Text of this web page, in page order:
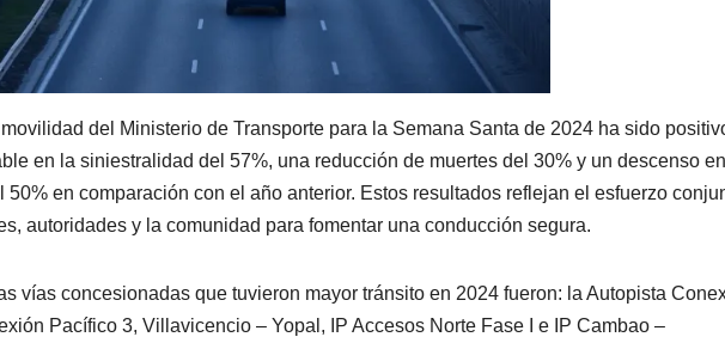
del Ministerio de Transporte para la Semana Santa de 2024 ha sido
en la siniestralidad del 57%, una reducción de muertes del 30% y un descenso
50% en comparación con el año anterior. Estos resultados reflejan el esfuerzo
autoridades y la comunidad para fomentar una conducción segura.
vías concesionadas que tuvieron mayor tránsito en 2024 fueron: la Autopista
Pacífico 3, Villavicencio – Yopal, IP Accesos Norte Fase I e IP Cambao –